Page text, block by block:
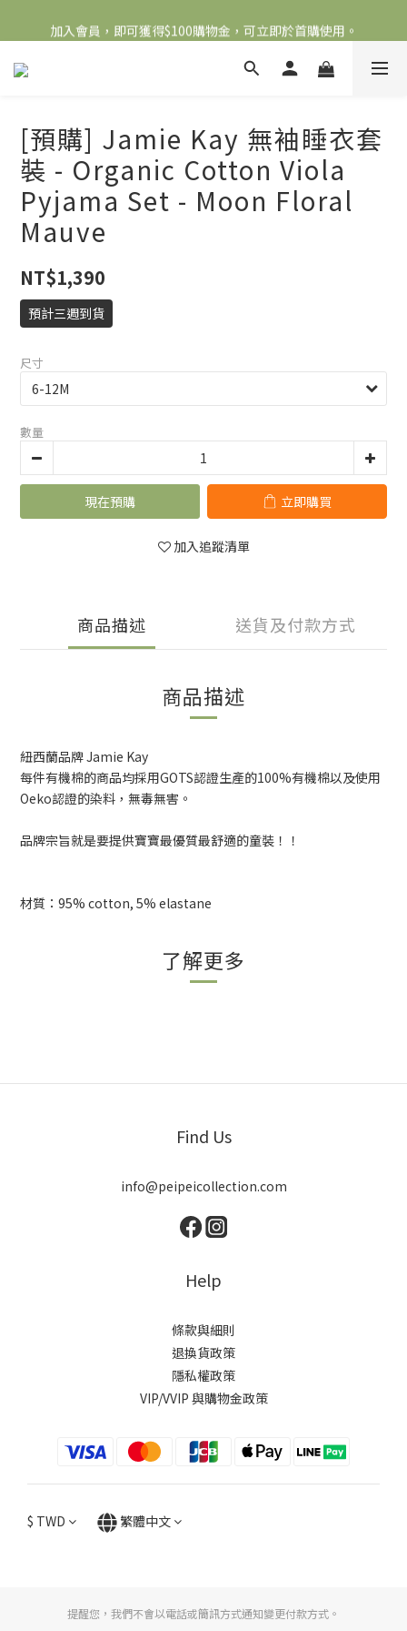
全館滿2000免運
加入會員，即可獲得$100購物金，可立即於首購使用。
滿5000送500購物金，滿8000送800購物金
[預購] Jamie Kay 無袖睡衣套
裝 - Organic Cotton Viola
Pyjama Set - Moon Floral
Mauve
NT$1,390
預計三週到貨
尺寸
數量
現在預購 立即購買
加入追蹤清單
商品描述 送貨及付款方式
商品描述
紐西蘭品牌 Jamie Kay
每件有機棉的商品均採用GOTS認證生產的100%有機棉以及使用
Oeko認證的染料，無毒無害。
品牌宗旨就是要提供寶寶最優質最舒適的童裝！！
材質：95% cotton, 5% elastane
了解更多
Find Us
info@peipeicollection.com
Help
條款與細則
退換貨政策
隱私權政策
VIP/VVIP 與購物金政策
$ TWD 繁體中文
提醒您，我們不會以電話或簡訊方式通知變更付款方式。